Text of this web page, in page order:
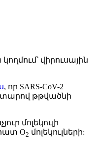
վիրուսային
, որ SARS-CoV-2
թթվածնի
մոլեկուլի
O2 մոլեկուլների: